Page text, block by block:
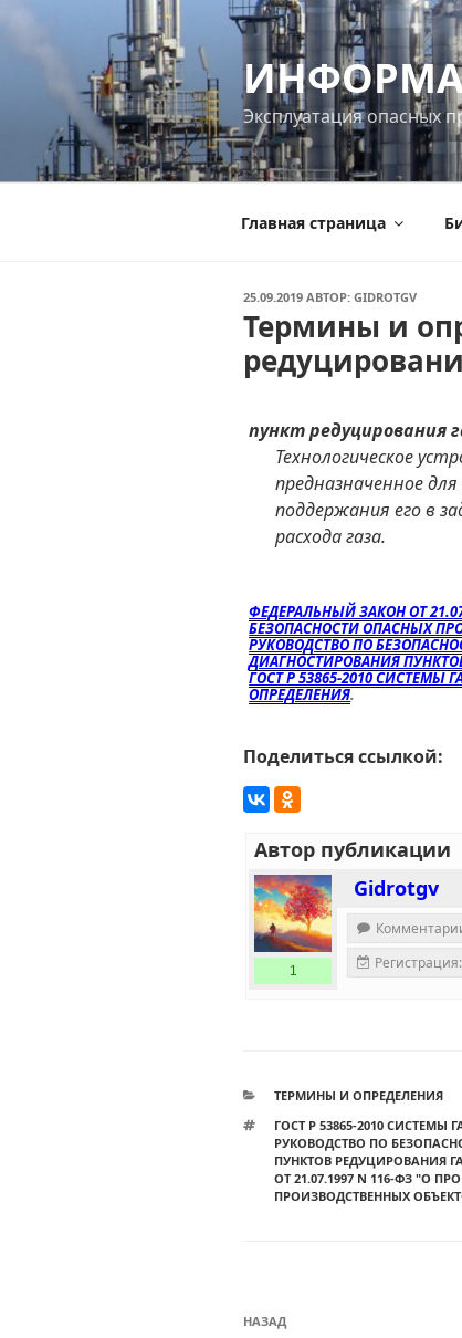
содержимому
Эксплуатация опасных
Главная страница
ОПУБЛИКОВАНО
25.09.2019 АВТОР: GIDROTGV
Термины и
пункт редуцирования
Технологическое
предназначенное
поддержания его в
расхода газа.
ФЕДЕРАЛЬНЫЙ ЗАКОН ОТ
БЕЗОПАСНОСТИ ОПАСНЫХ
РУКОВОДСТВО ПО
ДИАГНОСТИРОВАНИЯ
ГОСТ Р 53865-2010
ОПРЕДЕЛЕНИЯ.
Поделиться ссылкой:
Автор публикации
Gidrotgv
1
РУБРИКИ
ТЕРМИНЫ И ОПРЕДЕЛЕНИЯ
МЕТКИ
ГОСТ Р 53865-2010
РУКОВОДСТВО ПО
ПУНКТОВ РЕДУЦИРОВАНИЯ
ОТ 21.07.1997 N 116-ФЗ "О
ПРОИЗВОДСТВЕННЫХ
Навигация
Предыдущая
НАЗАД